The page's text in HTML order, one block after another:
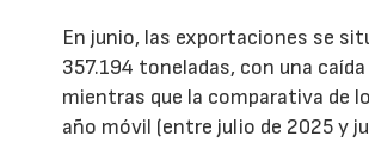
En junio, las exportaciones se
357.194 toneladas, con una
mientras que la comparativa de
año móvil (entre julio de 2025 y